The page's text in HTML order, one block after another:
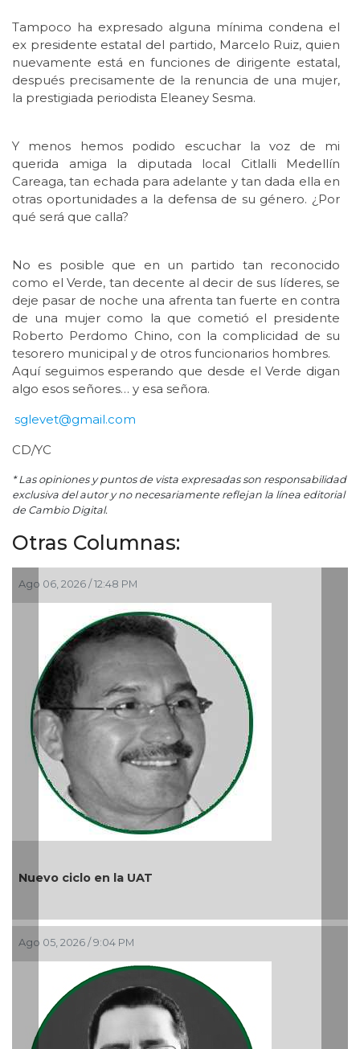
Tampoco ha expresado alguna mínima condena el
ex presidente estatal del partido, Marcelo Ruiz, quien
nuevamente está en funciones de dirigente estatal,
después precisamente de la renuncia de una mujer,
la prestigiada periodista Eleaney Sesma.
Y menos hemos podido escuchar la voz de mi
querida amiga la diputada local Citlalli Medellín
Careaga, tan echada para adelante y tan dada ella en
otras oportunidades a la defensa de su género. ¿Por
qué será que calla?
No es posible que en un partido tan reconocido
como el Verde, tan decente al decir de sus líderes, se
deje pasar de noche una afrenta tan fuerte en contra
de una mujer como la que cometió el presidente
Roberto Perdomo Chino, con la complicidad de su
tesorero municipal y de otros funcionarios hombres.
Aquí seguimos esperando que desde el Verde digan
algo esos señores… y esa señora.
sglevet@gmail.com
CD/YC
* Las opiniones y puntos de vista expresadas son responsabilidad
exclusiva del autor y no necesariamente reflejan la línea editorial
de Cambio Digital.
Otras Columnas:
Ago 05, 2026 / 9:15 AM